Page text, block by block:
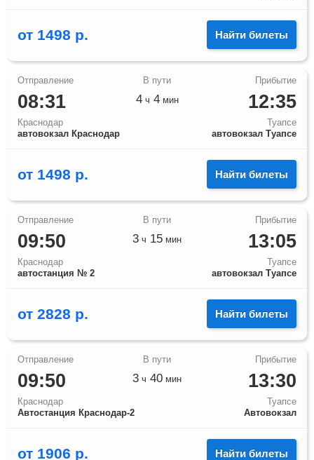
от 1498 р. Найти билеты
08:31
Краснодар
автовокзал Краснодар
12:35
Туапсе
автовокзал Туапсе
4ч 4мин
от 1498 р. Найти билеты
09:50
Краснодар
автостанция № 2
13:05
Туапсе
автовокзал Туапсе
3 ч 15 мин
от 2828 р. Найти билеты
09:50
Краснодар
Автостанция Краснодар-2
13:30
Туапсе
Автовокзал
3 ч 40 мин
от 1906 р. Найти билеты